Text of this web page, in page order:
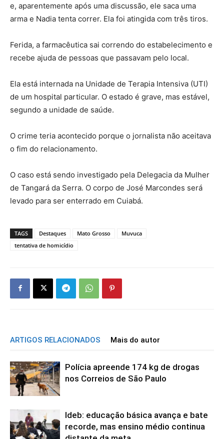
e, aparentemente após uma discussão, ele saca uma
arma e Nadia tenta correr. Ela foi atingida com três tiros.
Ferida, a farmacêutica sai correndo do estabelecimento e
recebe ajuda de pessoas que passavam pelo local.
Ela está internada na Unidade de Terapia Intensiva (UTI)
de um hospital particular. O estado é grave, mas estável,
segundo a unidade de saúde.
O crime teria acontecido porque o jornalista não aceitava
o fim do relacionamento.
O caso está sendo investigado pela Delegacia da Mulher
de Tangará da Serra. O corpo de José Marcondes será
levado para ser enterrado em Cuiabá.
TAGS Destaques Mato Grosso
Muvuca
tentativa de homicídio
ARTIGOS RELACIONADOS Mais do autor
Polícia apreende 174 kg de drogas
nos Correios de São Paulo
Ideb: educação básica avança e bate
recorde, mas ensino médio continua